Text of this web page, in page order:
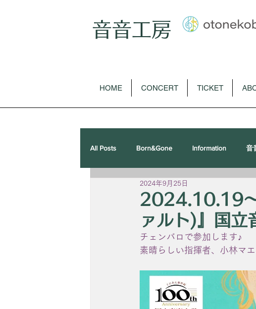
音音工房
HOME CONCERT TICKET
All Posts Born&Gone Information 音
オペラ ピアノソロ
2024.10.19〜
ァルト)』国立
2024年9月25日
チェンバロで参加します♪
素晴らしい指揮者、小林マ